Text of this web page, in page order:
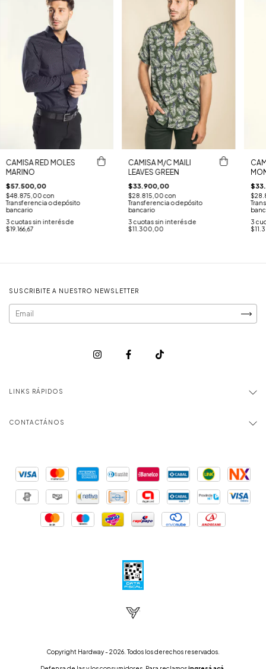
CAMISA RED MOLES
MARINO
$57.500,00
$48.875,00con
Transferencia o depósito
bancario
3 cuotas sin interés de
$19.166,67
CAMISA M/C MAILI
LEAVES GREEN
$33.900,00
$28.815,00con
Transferencia o depósito
bancario
3 cuotas sin interés de
$11.300,00
3
SUSCRIBITE A NUESTRO NEWSLETTER
LINKS RÁPIDOS
CONTACTÁNOS
Copyright Hardway - 2026. Todos los derechos reservados.